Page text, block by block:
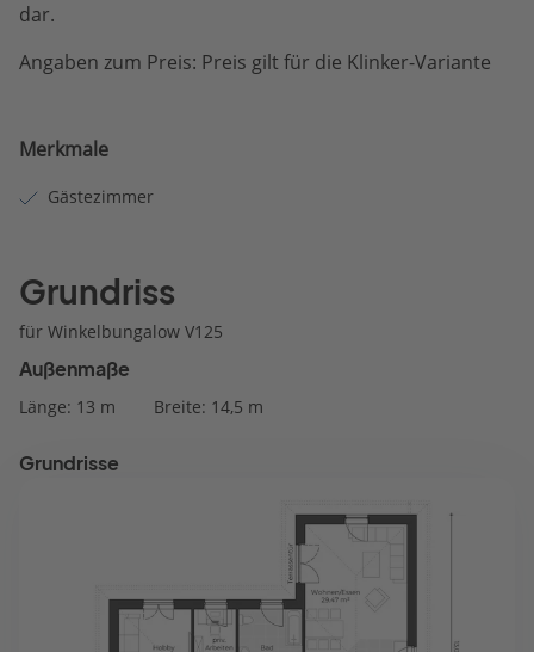
dar.
Angaben zum Preis: Preis gilt für die Klinker-Variante
Merkmale
Gästezimmer
Grundriss
für Winkelbungalow V125
Außenmaße
Länge: 13 m Breite: 14,5 m
Grundrisse